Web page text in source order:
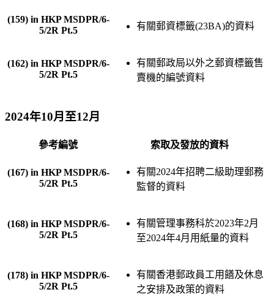
(159) in HKP MSDPR/6-
5/2R Pt.5
有關郵資標籤(23BA)的資料
(162) in HKP MSDPR/6-
5/2R Pt.5
有關郵政局以外之郵資標籤售
賣機的編號資料
2024年10月至12月
參考編號 索取及發放的資料
(167) in HKP MSDPR/6-
5/2R Pt.5
有關2024年招聘二級助理郵務
監督的資料
(168) in HKP MSDPR/6-
5/2R Pt.5
有關管理事務科於2023年2月
至2024年4月用紙量的資料
(178) in HKP MSDPR/6-
5/2R Pt.5
有關香港郵政員工用饍及休息
之安排及政策的資料